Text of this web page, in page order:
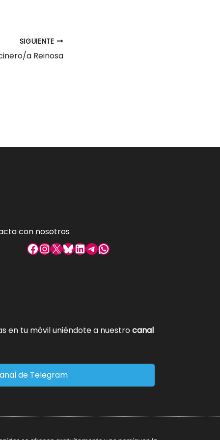
SIGUIENTE
a Reinosa
con nosotros
Facebook
Instagram
X Bluesky
LinkedIn
Telegram
WhatsApp
en tu móvil uniéndote a nuestrocanal
de Telegram